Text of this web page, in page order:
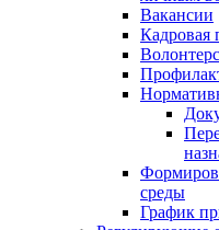
Вакансии
Кадровая
среды
График